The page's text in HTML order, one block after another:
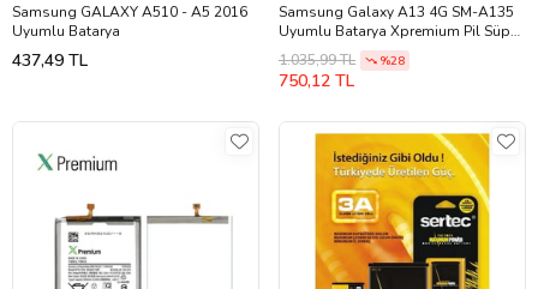
Samsung GALAXY A510 - A5 2016
Uyumlu Batarya
437,49 TL
Samsung Galaxy A13 4G SM-A135
Uyumlu Batarya Xpremium Pil Süper
Yüksek Kalite 5000 mAh EB-
BA217ABY
1.035,99 TL %28
750,12 TL